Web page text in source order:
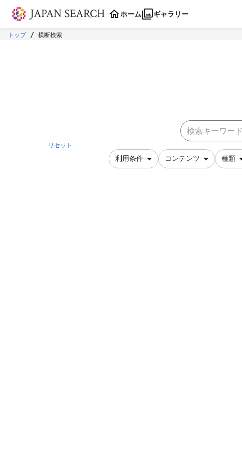
本文に飛ぶ
ホーム ギャラリー
トップ 横断検索
リセット
利用条件 コンテンツ 種類